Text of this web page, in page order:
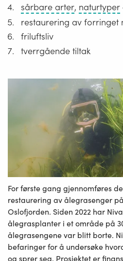
sårbare arterSårbare
arter
er
som
fare
for
å
bli
, naturtyper
restaurering av forringet
friluftsliv
tverrgående tiltak
For første gang gjennomføres
restaurering av ålegrasenger
Oslofjorden. Siden 2022 har
ålegrasplanter i et område på
ålegrasengene var blitt borte.
befaringer for å undersøke
og sprer seg. Prosjektet er